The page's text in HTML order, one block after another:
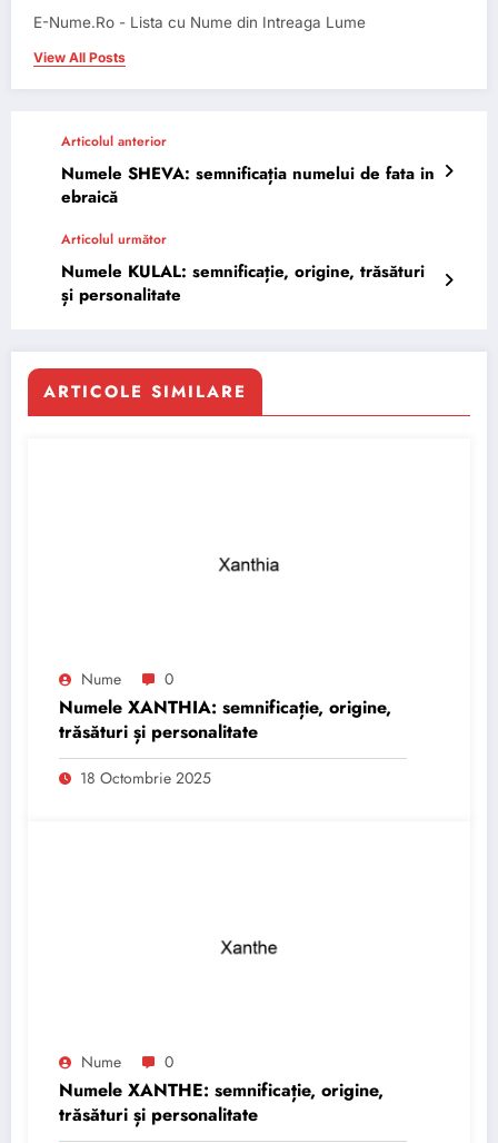
E-Nume.Ro - Lista cu Nume din Intreaga Lume
View All Posts
Articolul anterior
Numele SHEVA: semnificația numelui de fata in
ebraică
Articolul următor
Numele KULAL: semnificație, origine, trăsături
și personalitate
ARTICOLE SIMILARE
Nume 0
Numele XANTHIA: semnificație, origine,
trăsături și personalitate
18 Octombrie 2025
Nume 0
Numele XANTHE: semnificație, origine,
trăsături și personalitate